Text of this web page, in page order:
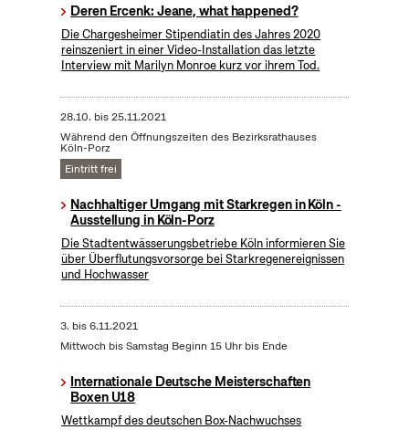
Deren Ercenk: Jeane, what happened?
Die Chargesheimer Stipendiatin des Jahres 2020
reinszeniert in einer Video-Installation das letzte
Interview mit Marilyn Monroe kurz vor ihrem Tod.
28.10. bis25.11.2021
Während den Öffnungszeiten des Bezirksrathauses
Köln-Porz
Eintritt frei
Nachhaltiger Umgang mit Starkregen in Köln -
Ausstellung in Köln-Porz
Die Stadtentwässerungsbetriebe Köln informieren Sie
über Überflutungsvorsorge bei Starkregenereignissen
und Hochwasser
3. bis6.11.2021
Mittwoch bis Samstag Beginn 15 Uhr bis Ende
Internationale Deutsche Meisterschaften
Boxen U18
Wettkampf des deutschen Box-Nachwuchses